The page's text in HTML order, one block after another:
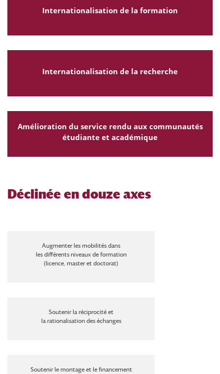
Internationalisation de la formation
Internationalisation de la recherche
Amélioration du service rendu aux communautés
étudiante et académique
Déclinée en douze axes
Augmenter les mobilités dans
les différents niveaux de formation
(licence, master et doctorat)
Soutenir la réciprocité et
la rationalisation des échanges
Soutenir le montage et le financement